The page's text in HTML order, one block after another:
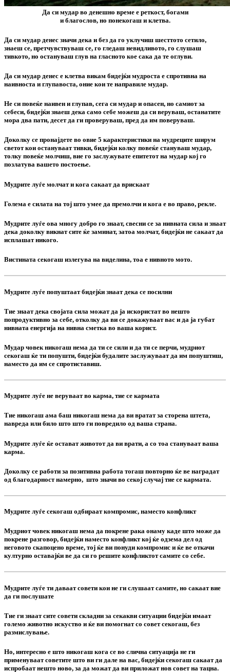
Да си мудар во денешно време е реткост, богами
и благослов, но понекогаш и клетва.
Да си мудар денес значи дека и без да го уклучиш шесттото сетило,
знаеш се, претчувствуваш се, го гледаш невидливото, го слушаш
тивкото, но остануваш глув на гласното кое сака да те оглуви.
Да си мудар денес е клетва викам бидејќи мудроста е спротивна на
наивноста и глупавоста, оние кои те направиле мудар.
Не си повеќе наивен и глупав, сега си мудар и опасен, но самиот за
себеси, бидејќи знаеш дека само себе можеш да си веруваш, останатите
мора два пати, десет да ги проверуваш, пред да им поверуваш.
Доколку се пронајдете во овие 5 карактеристики на мудреците ширум
светот кои остануваат тивки, бидејќи колку повеќе стануваш мудар,
толку повеќе молчиш, вие го заслужувате епитетот на мудар кој го
позлатува вашето постоење.
Мудрите луѓе молчат и кога сакаат да врискаат
Голема е силата на тој што умее да премолчи и кога е во право, рекле.
Мудрите луѓе ова многу добро го знаат, свесни се за нивната сила и знаат
дека доколку викнат сите ќе заминат, затоа молчат, бидејќи не сакаат да
исплашат никого.
Вистината секогаш излегува на виделина, тоа е нивното мото.
Мудрите луѓе попуштаат бидејќи знаат дека се посилни
Тие знаат дека својата сила можат да ја искористат во нешто
попродуктивно за себе, отколку да ви се докажуваат вас и да ја губат
нивната енергија на нивна сметка во ваша корист.
Мудар човек никогаш нема да ти се сили и да ти се перчи, мудриот
секогаш ќе ти попушти, бидејќи будалите заслужуваат да им попуштиш,
наместо да им се спротиставиш.
Мудрите луѓе не веруваат во карма, тие се кармата
Тие никогаш ама баш никогаш нема да ви вратат за сторена штета,
навреда или било што што ги повредило од ваша страна.
Мудрите луѓе ќе остават животот да ви врати, а со тоа стануваат ваша
карма.
Доколку се работи за позитивна работа тогаш повторно ќе ве наградат
од благодарност намерно, што значи во секој случај тие се кармата.
Мудрите луѓе секогаш одбираат компромис, наместо конфликт
Мудриот човек никогаш нема да покрене рака онаму каде што може да
покрене разговор, бидејќи наместо конфликт кој ќе одзема дел од
неговото скапоцено време, тој ќе ви понуди компромис и ќе ве откачи
културно оставајќи ве да си го решите конфликтот самите со себе.
Мудрите луѓе ти даваат совети кои не ги слушаат самите, но сакаат вие
да ги послушате
Тие ги знаат сите совети складни за секакви ситуации бидејќи имаат
големо животно искуство и ќе ви помогнат со совет секогаш, без
размислување.
Но, интересно е што никогаш кога се во слична ситуација не ги
применуваат советите што ви ги дале на вас, бидејќи секогаш сакаат да
испробаат нешто ново, за да можат да ви приложат нов совет на тацна.